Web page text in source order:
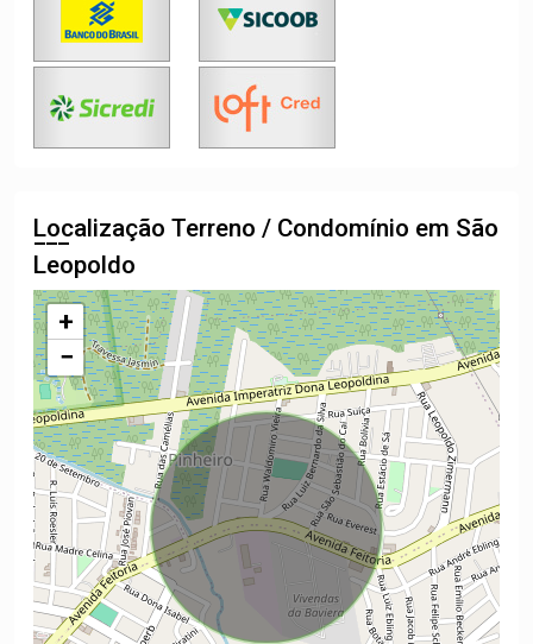
Localização Terreno / Condomínio em São
Leopoldo
+
−